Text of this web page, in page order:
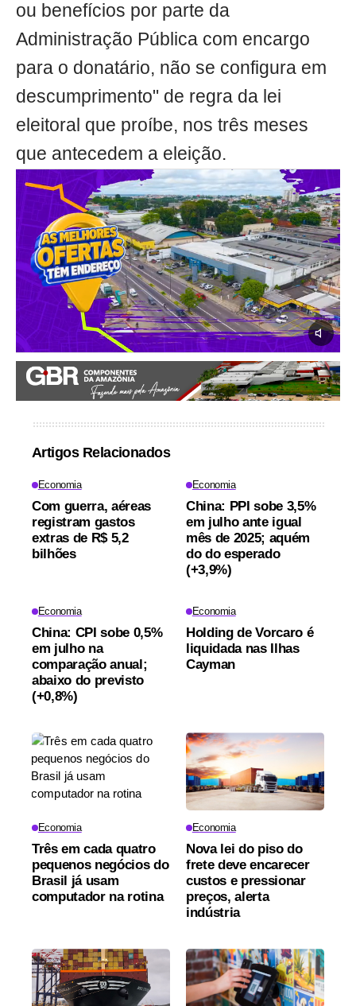
ou benefícios por parte da
Administração Pública com encargo
para o donatário, não se configura em
descumprimento" de regra da lei
eleitoral que proíbe, nos três meses
que antecedem a eleição.
Artigos Relacionados
Economia
Com guerra, aéreas
registram gastos
extras de R$ 5,2
bilhões
Economia
China: PPI sobe 3,5%
em julho ante igual
mês de 2025; aquém
do do esperado
(+3,9%)
Economia
China: CPI sobe 0,5%
em julho na
comparação anual;
abaixo do previsto
(+0,8%)
Economia
Holding de Vorcaro é
liquidada nas Ilhas
Cayman
Economia
Três em cada quatro
pequenos negócios do
Brasil já usam
computador na rotina
Economia
Nova lei do piso do
frete deve encarecer
custos e pressionar
preços, alerta
indústria